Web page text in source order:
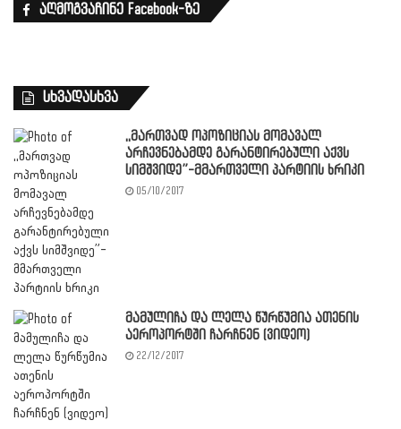
აღმოგვაჩინე Facebook-ზე
სხვადასხვა
,,მართვად ოპოზიციას მომავალ
არჩევნებამდე გარანტირებული აქვს
სიმშვიდე”-მმართველი პარტიის ხრიკი
05/10/2017
მამულიჩა და ლელა წურწუმია ათენის
აეროპორტში ჩარჩნენ (ვიდეო)
22/12/2017